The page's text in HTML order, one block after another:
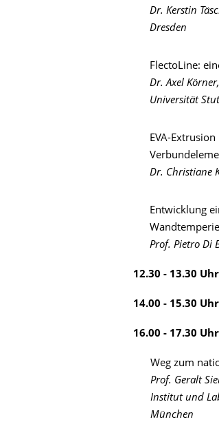
Dr. Kerstin
Dresden
FlectoLine:
Dr. Axel
Universität
EVA-
Dr. Christiane
Entwicklung
Prof. Pietro Di
12.30 - 13.30
14.00 - 15.30
16.00 - 17.30
Weg zum
Prof. Geralt
Institut und
München